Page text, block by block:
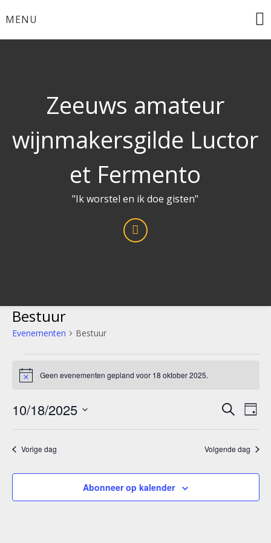
naar
MENU
Zeeuws amateur
wijnmakersgilde Luctor
et Fermento
"Ik worstel en ik doe gisten"
Bestuur
Evenementen Bestuur
Evenementen
in
18
oktober
2025
BerichtGeen evenementen gepland voor 18 oktober 2025.
en
Zoeken
Dag
10/18/2025
datum.
Vorige dag Volgende dag
Abonneer op kalender